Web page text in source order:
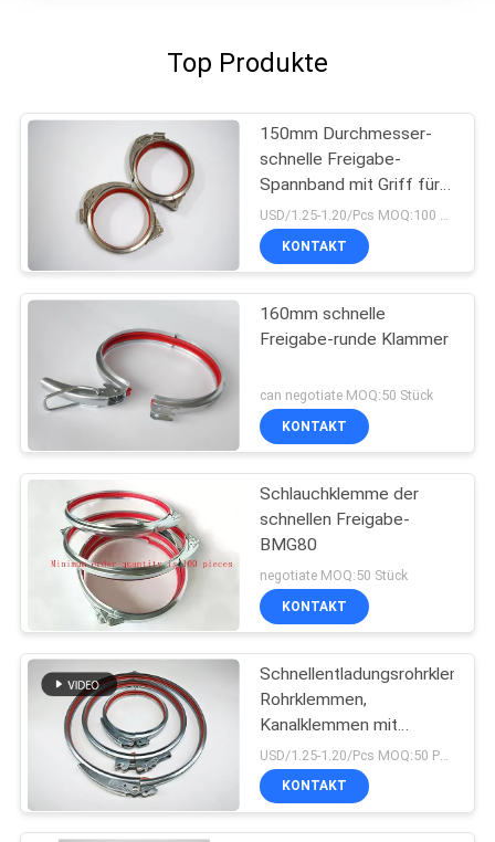
Top Produkte
150mm Durchmesser-
schnelle Freigabe-
Spannband mit Griff für
Connnected-Rohr
USD/1.25-1.20/Pcs MOQ:100 Stück
KONTAKT
160mm schnelle
Freigabe-runde Klammer
can negotiate MOQ:50 Stück
KONTAKT
Schlauchklemme der
schnellen Freigabe-
BMG80
negotiate MOQ:50 Stück
KONTAKT
Rohrklemmen,
Kanalklemmen mit
Schloss und rotem
Gummi
KONTAKT